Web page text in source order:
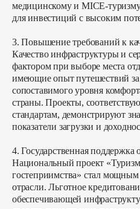
медицинскому и MICE-
для инвестиций с высоким
3. Повышение требований к
Качество инфраструктуры и
фактором при выборе места
имеющие опыт путешествий
сопоставимого уровня
страны. Проекты,
стандартам, демонстрируют
показатели загрузки и
4. Государственная поддержка
Национальный проект
гостеприимства» стал мощным
отрасли. Льготное
обеспечивающей